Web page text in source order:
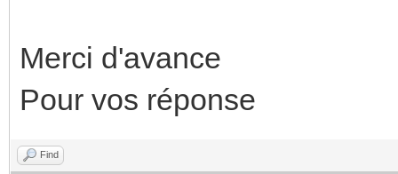
Merci d'avance
Pour vos réponse
Find